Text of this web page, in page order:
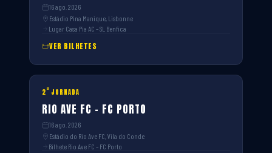
16 ago. 2026
Estádio Pina Manique, Lisbonne
Lugar Casa Pia AC – SL Benfica
VER BILHETES
2ª JORNADA
RIO AVE FC – FC PORTO
16 ago. 2026
Estádio do Rio Ave FC, Vila do Conde
Bilhete Rio Ave FC – FC Porto